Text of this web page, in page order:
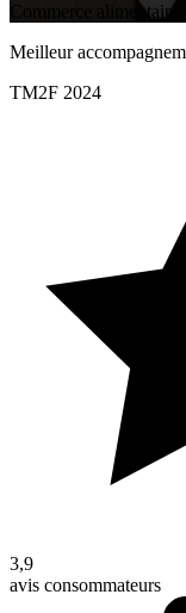
Commerce alimentaire
Meilleur
TM2F 2024
3,9
avis consommateurs